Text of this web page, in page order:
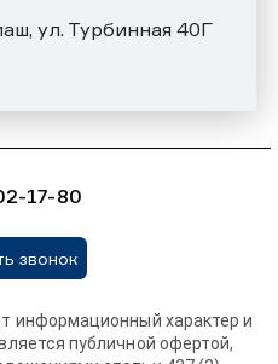
ул. Турбинная 40Г
17-80
звонок
информационный характер и
публичной офертой,